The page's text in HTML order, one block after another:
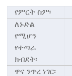
የምርት ስም፡
ለኑድል
የሚሆን
የተጣራ
ክብደት፡
ዋና ንጥረ ነገር፡